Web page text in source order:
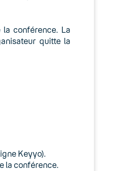
la conférence. La
quitte la
Keyyo).
la conférence.